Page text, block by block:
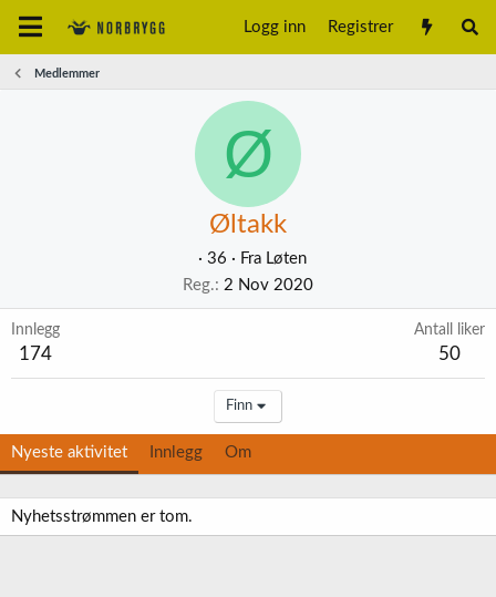
Logg inn Registrer
Medlemmer
Ø
Øltakk
· 36 · Fra Løten
Reg. 2 Nov 2020
Innlegg
174
Antall liker
50
Finn
Nyeste aktivitet Innlegg Om
Nyhetsstrømmen er tom.